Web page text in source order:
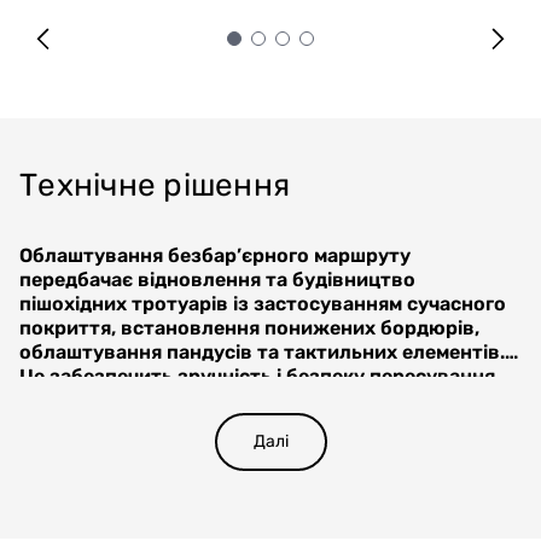
Технічне рішення
Облаштування безбар’єрного маршруту
передбачає відновлення та будівництво
пішохідних тротуарів із застосуванням сучасного
покриття, встановлення понижених бордюрів,
облаштування пандусів та тактильних елементів.
Це забезпечить зручність і безпеку пересування
Будівництво та реконструкція тротуарів –
облаштування рівних пішохідних доріжок із твердим
покриттям (ФЕМ, асфальтобетон) відповідно до
Далі